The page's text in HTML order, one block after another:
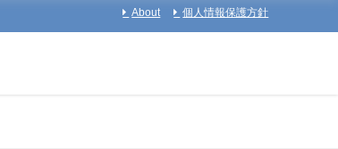
About 個人情報保護方針